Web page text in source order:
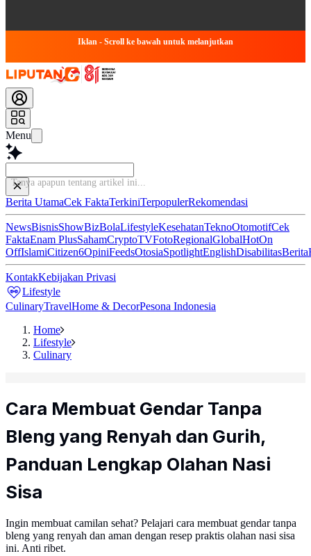
Iklan - Scroll ke bawah untuk melanjutkan
Menu
Tanya
Berita UtamaCek FaktaTerkiniTerpopulerRekomendasi
NewsBisnisShowBizBolaLifestyleKesehatanTeknoOtomotifCek
FaktaEnam PlusSahamCryptoTVFotoRegionalGlobalHotOn
OffIslamiCitizen6OpiniFeedsOtosiaSpotlightEnglishDisabilitasBerita
KontakKebijakan Privasi
Lifestyle
CulinaryTravelHome & DecorPesona Indonesia
Home
Lifestyle
Culinary
Cara Membuat Gendar Tanpa
Bleng yang Renyah dan Gurih,
Panduan Lengkap Olahan Nasi
Sisa
Ingin membuat camilan sehat? Pelajari cara membuat gendar tanpa
bleng yang renyah dan aman dengan resep praktis olahan nasi sisa
ini. Anti ribet.